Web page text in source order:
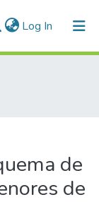
Log In (current)
de
de